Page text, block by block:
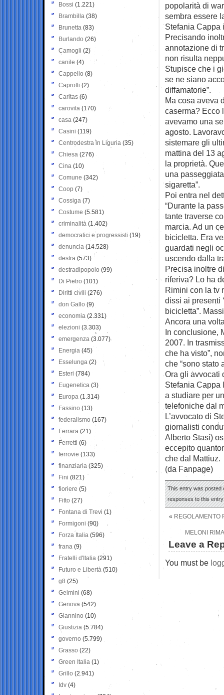
popolarità di
sembra essere
Stefania Cappa
Precisando
annotazione di
non risulta
Stupisce che i
se ne siano
diffamatorie”.
Ma cosa aveva
caserma? Ecco
avevamo una
agosto.
sistemare gli
mattina del 13
la proprietà.
una
sigaretta”.
Poi entra nel
“Durante la
tante traverse
marcia. Ad un
bicicletta. Era
guardati negli
uscendo dalla
Precisa inoltre
riferiva? Lo ha
Rimini con la tv
dissi ai presenti
bicicletta”.
Ancora una
In conclusione,
2007. In
che ha visto”,
che “sono stato
Ora gli avvocati
Stefania Cappa
a studiare per
telefoniche dal
L’avvocato di
giornalisti
Alberto Stasi)
eccepito
che dal Mattiuz.
(da Fanpage)
This entry was posted
responses to this
« REGOLAMENTO
MELONI
Leave a
You must be
Bossi (1.221)
Brambilla (38)
Brunetta (83)
Burlando (26)
Camogli (2)
canile (4)
Cappello (8)
Caprotti (2)
Caritas (6)
carovita (170)
casa (247)
Casini (119)
Centrodestra in Liguria (35)
Chiesa (276)
Cina (10)
Comune (342)
Coop (7)
Cossiga (7)
Costume (5.581)
criminalità (1.402)
democratici e progressisti (19)
denuncia (14.528)
destra (573)
destradipopolo (99)
Di Pietro (101)
Diritti civili (276)
don Gallo (9)
economia (2.331)
elezioni (3.303)
emergenza (3.077)
Energia (45)
Esselunga (2)
Esteri (784)
Eugenetica (3)
Europa (1.314)
Fassino (13)
federalismo (167)
Ferrara (21)
Ferretti (6)
ferrovie (133)
finanziaria (325)
Fini (821)
fioriere (5)
Fitto (27)
Fontana di Trevi (1)
Formigoni (90)
Forza Italia (596)
frana (9)
Fratelli d'Italia (291)
Futuro e Libertà (510)
g8 (25)
Gelmini (68)
Genova (542)
Giannino (10)
Giustizia (5.784)
governo (5.799)
Grasso (22)
Green Italia (1)
Grillo (2.941)
Idv (4)